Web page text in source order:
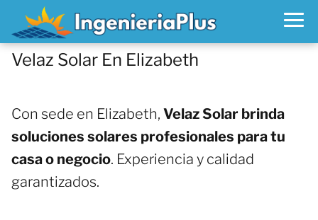
Velaz Solar En Elizabeth
Con sede en Elizabeth, Velaz Solar brinda
soluciones solares profesionales para tu
casa o negocio. Experiencia y calidad
garantizados.